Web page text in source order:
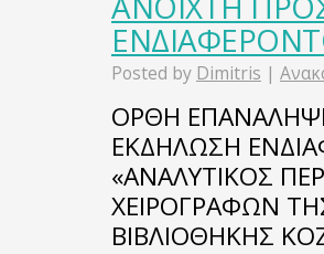
Posted by Dimitris |
ΟΡΘΗ
ΕΚΔΗΛΩΣΗ
«ΑΝΑΛΥΤΙΚΟΣ
ΧΕΙΡΟΓΡΑΦΩΝ
ΒΙΒΛΙΟΘΗΚΗΣ